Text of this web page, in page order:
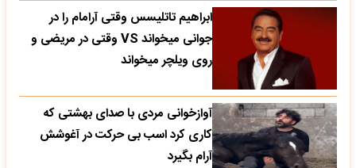
ابراهیم تاتلیسس وقتی آرامام را در
جوانی میخواند VS وقتی در مریضی و
روی ویلچر میخواند
آوازخوانی مردی با صدای بهشتی که
کاری کرد اسب بی حرکت در آغوشش
آرام بگیرد